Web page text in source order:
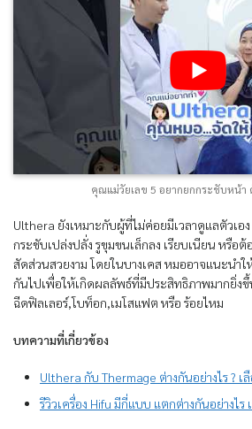
คุณแม่วัยเลข 5 อยากยกกระชับหน้า
Ulthera ยังเหมาะกับผู้ที่ไม่ค่อยมีเวลาดูแลตัวเ
กระชับเปล่งปลั่ง รูขุมขนเล็กลง เรียบเนียน หรือ
สัดส่วนสวยงาม โดยในบางเคส หมออาจแนะนำ
กันไปเพื่อให้เกิดผลลัพธ์ที่มีประสิทธิภาพมากยิ่งขึ้
ฉีดฟิลเลอร์,โบท็อก,เมโสแฟต หรือ ร้อยไหม
บทความที่เกี่ยวข้อง
Ulthera กับ Thermage ต่างกันอย่างไร ?
รีวิวเครื่อง Hifu มีกี่แบบ แตกต่างกันอย่างไร